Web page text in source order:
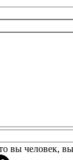
вы человек,